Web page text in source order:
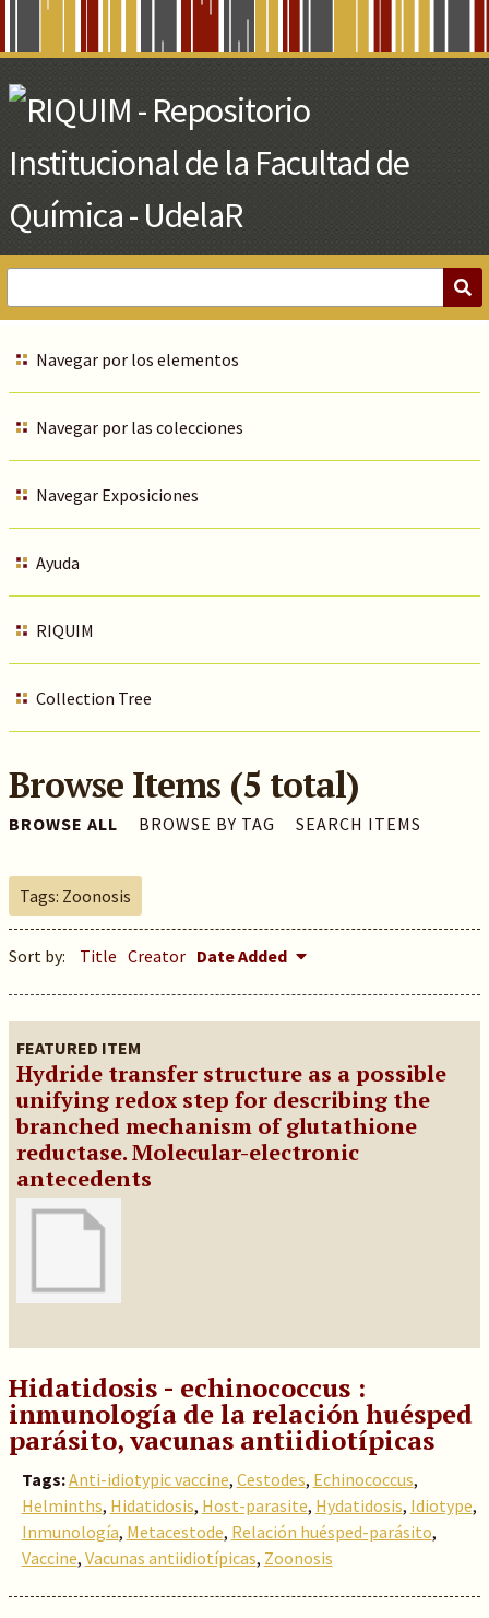
Main
Content
Navegar por los elementos
Navegar por las colecciones
Navegar Exposiciones
Ayuda
RIQUIM
Collection Tree
Browse Items (5 total)
BROWSE ALL BROWSE BY TAG SEARCH ITEMS
Tags: Zoonosis
Sort by: Title Creator Date Added
FEATURED ITEM
Hydride transfer structure as a possible
unifying redox step for describing the
branched mechanism of glutathione
reductase. Molecular-electronic
antecedents
Hidatidosis - echinococcus :
inmunología de la relación huésped
parásito, vacunas antiidiotípicas
Tags:Anti-idiotypic vaccine, Cestodes, Echinococcus,
Helminths, Hidatidosis, Host-parasite, Hydatidosis, Idiotype,
Inmunología, Metacestode, Relación huésped-parásito,
Vaccine, Vacunas antiidiotípicas, Zoonosis